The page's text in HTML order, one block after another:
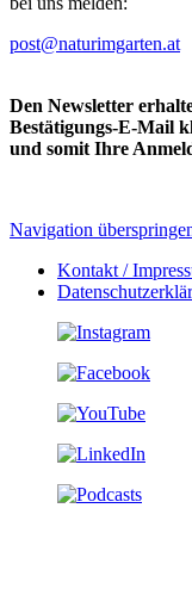
post@naturimgarten.at
Den Newsletter
Bestätigungs-E-Mail
und somit Ihre
Navigation
Kontakt /